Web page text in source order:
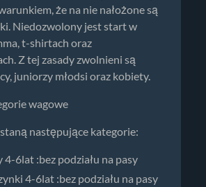
że na nie nałożone są
Niedozwolony jest start w
t-shirtach oraz
Z tej zasady zwolnieni są
juniorzy młodsi oraz kobiety.
wagowe
następujące kategorie:
4-6lat :bez podziału na pasy
4-6lat :bez podziału na pasy